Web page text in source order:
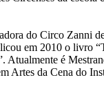
do Circo Zanni
em 2010 o livro
Atualmente é
Artes da Cena do